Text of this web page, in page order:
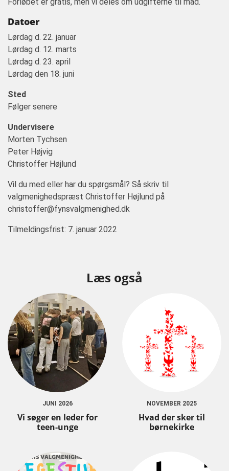
Datoer
Lørdag d. 22. januar
Lørdag d. 12. marts
Lørdag d. 23. april
Lørdag den 18. juni
Sted
Følger senere
Undervisere
Morten Tychsen
Peter Højvig
Christoffer Højlund
Vil du med eller har du spørgsmål? Så skriv til
valgmenighedspræst Christoffer Højlund på
christoffer@fynsvalgmenighed.dk
Tilmeldingsfrist: 7. januar 2022
Læs også
JUNI 2026
Vi søger en leder for
teen-unge
NOVEMBER 2025
Hvad der sker til
børnekirke